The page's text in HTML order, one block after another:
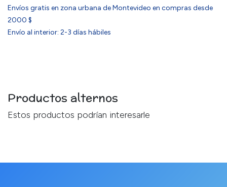
Envíos gratis en zona urbana de Montevideo en compras desde
2000 $
Envío al interior: 2-3 días hábiles
Productos alternos
Estos productos podrían interesarle